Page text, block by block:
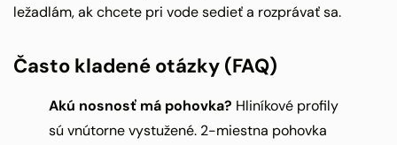
ležadlám, ak chcete pri vode sedieť a rozprávať sa.
Často kladené otázky (FAQ)
Akú nosnosť má pohovka? Hliníkové profily
sú vnútorne vystužené. 2-miestna pohovka